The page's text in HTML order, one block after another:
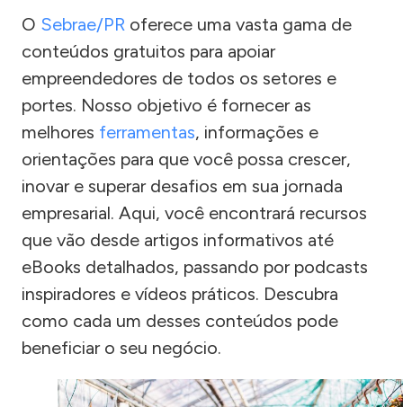
O Sebrae/PR oferece uma vasta gama de
conteúdos gratuitos para apoiar
empreendedores de todos os setores e
portes. Nosso objetivo é fornecer as
melhores ferramentas, informações e
orientações para que você possa crescer,
inovar e superar desafios em sua jornada
empresarial. Aqui, você encontrará recursos
que vão desde artigos informativos até
eBooks detalhados, passando por podcasts
inspiradores e vídeos práticos. Descubra
como cada um desses conteúdos pode
beneficiar o seu negócio.